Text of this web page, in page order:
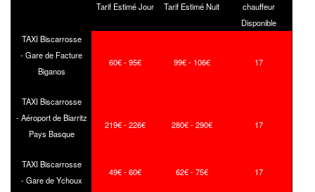
Tarif Estimé Jour Tarif Estimé Nuit
chauffeur
Disponible
TAXI Biscarrosse
- Gare de Facture
Biganos
60€ - 95€ 99€ - 106€ 17
TAXI Biscarrosse
- Aéroport de Biarritz
Pays Basque
219€ - 226€ 280€ - 290€ 17
TAXI Biscarrosse
- Gare de Ychoux
49€ - 60€ 62€ - 75€ 17